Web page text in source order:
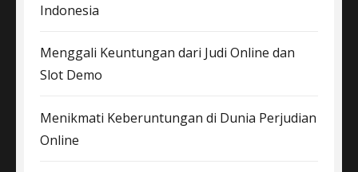
Indonesia
Menggali Keuntungan dari Judi Online dan
Slot Demo
Menikmati Keberuntungan di Dunia Perjudian
Online